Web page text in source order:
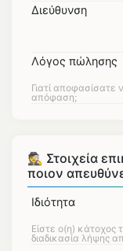
Διεύθυνση
Λόγος πώλησης
🕵 Στοιχεία
ποιον
Ιδιότητα